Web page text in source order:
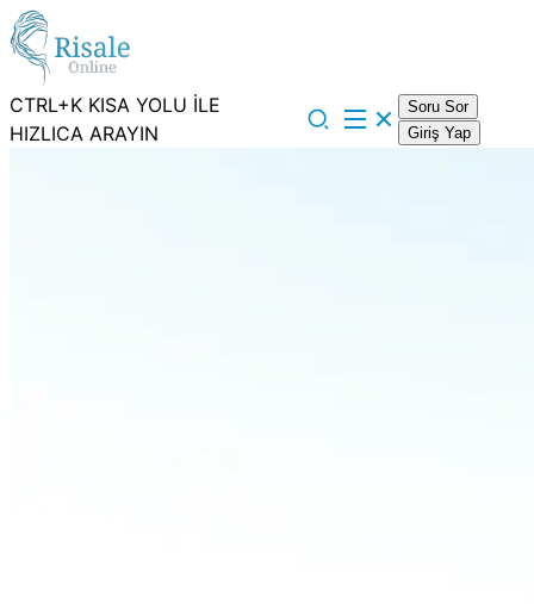
CTRL+K KISA YOLU İLE
HIZLICA ARAYIN
Soru Sor
Giriş Yap